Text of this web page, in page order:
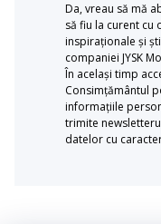
Da, vreau să mă
să fiu la curent
inspiraționale și
companiei JYSK
În același timp
Consimțământul
informațiile
trimite
datelor cu